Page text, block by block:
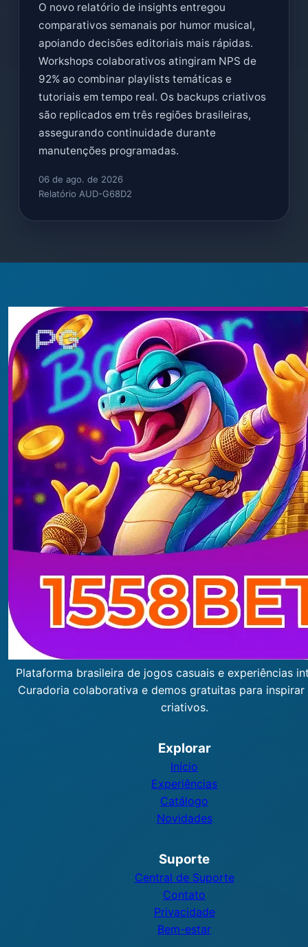
O novo relatório de insights entregou
comparativos semanais por humor musical,
apoiando decisões editoriais mais rápidas.
Workshops colaborativos atingiram NPS de
92% ao combinar playlists temáticas e
tutoriais em tempo real. Os backups criativos
são replicados em três regiões brasileiras,
assegurando continuidade durante
manutenções programadas.
06 de ago. de 2026
Relatório AUD-G68D2
Plataforma brasileira de jogos casuais e experiências
Curadoria colaborativa e demos gratuitas para
criativos.
Explorar
Início
Experiências
Catálogo
Novidades
Suporte
Central de Suporte
Contato
Privacidade
Bem-estar